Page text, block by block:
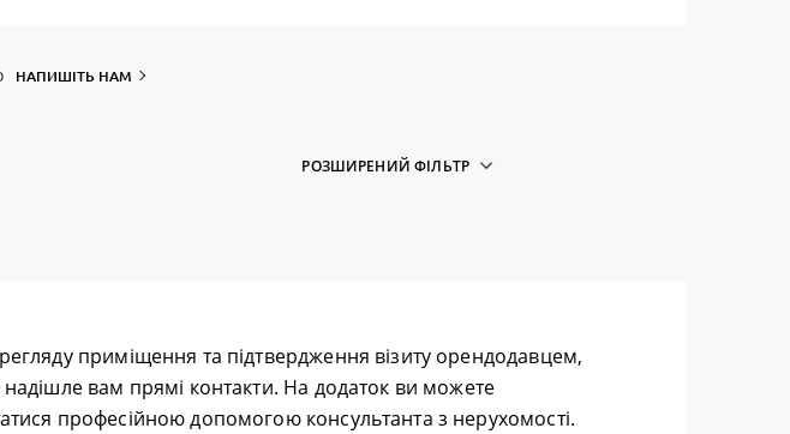
НАПИШІТЬ НАМ
РОЗШИРЕНИЙ ФІЛЬТР
приміщення та підтвердження візиту орендодавцем,
вам прямі контакти. На додаток ви можете
професійною допомогою консультанта з нерухомості.